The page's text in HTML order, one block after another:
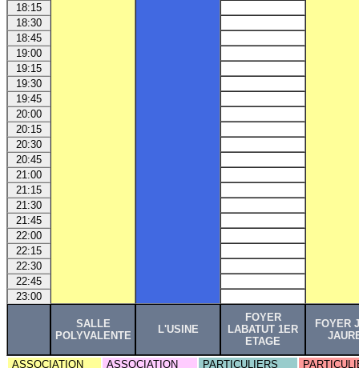
18:15
18:30
18:45
19:00
19:15
19:30
19:45
20:00
20:15
20:30
20:45
21:00
21:15
21:30
21:45
22:00
22:15
22:30
22:45
23:00
SALLE
POLYVALENTE
L'USINE
FOYER
LABATUT 1ER
ETAGE
FOYER
ASSOCIATION ASSOCIATION PARTICULIERS